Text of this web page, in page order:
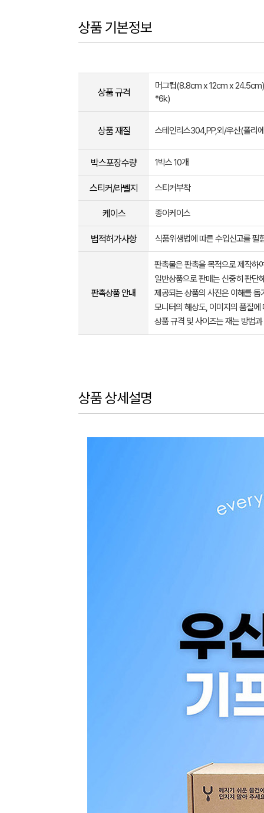
상품 기본정보
상품 규격
머그컵(8.8cm x 12cm x
*6k)
상품 재질 스테인리스304,PP,외/우산(폴리
박스포장수량 1박스 10개
스티커/라벨지 스티커부착
케이스 종이케이스
법적허가사항 식품위생법에 따른 수입신고를 필
판촉상품 안내
판촉물은 판촉을 목적으로 제작하
일반상품으로 판매는 신중히 판단
제공되는 상품의 사진은 이해를
모니터의 해상도, 이미지의 품질
상품 규격 및 사이즈는 재는 방법
상품 상세설명